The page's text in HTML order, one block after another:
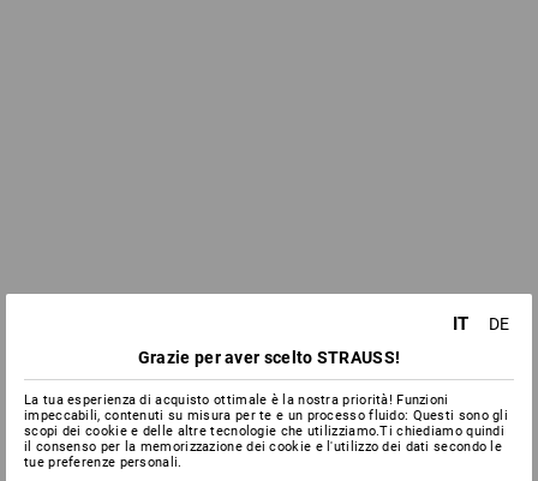
IT
DE
Grazie per aver scelto STRAUSS!
La tua esperienza di acquisto ottimale è la nostra priorità! Funzioni
impeccabili, contenuti su misura per te e un processo fluido: Questi sono gli
scopi dei cookie e delle altre tecnologie che utilizziamo.Ti chiediamo quindi
il consenso per la memorizzazione dei cookie e l'utilizzo dei dati secondo le
tue preferenze personali.